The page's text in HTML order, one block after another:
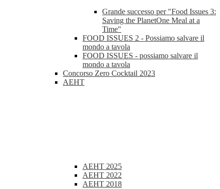
Grande successo per "Food Issues 3:
Saving the PlanetOne Meal at a
Time"
FOOD ISSUES 2 - Possiamo salvare il
mondo a tavola
FOOD ISSUES - possiamo salvare il
mondo a tavola
Concorso Zero Cocktail 2023
AEHT
AEHT 2025
AEHT 2022
AEHT 2018